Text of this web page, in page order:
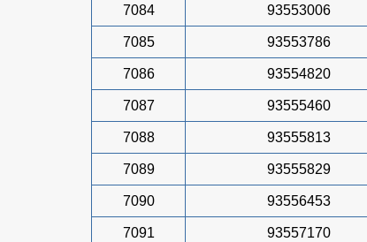
7084 93553006
7085 93553786
7086 93554820
7087 93555460
7088 93555813
7089 93555829
7090 93556453
7091 93557170